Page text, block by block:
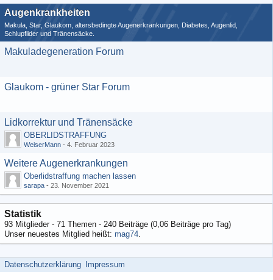
Augenkrankheiten
Makula, Star, Glaukom, altersbedingte Augenerkrankungen, Diabetes, Augenlid,
Schlupflider und Tränensäcke.
Makuladegeneration Forum
Glaukom - grüner Star Forum
Lidkorrektur und Tränensäcke
OBERLIDSTRAFFUNG
WeiserMann - 4. Februar 2023
Weitere Augenerkrankungen
Oberlidstraffung machen lassen
sarapa - 23. November 2021
Statistik
93 Mitglieder - 71 Themen - 240 Beiträge (0,06 Beiträge pro Tag)
Unser neuestes Mitglied heißt: mag74
Datenschutzerklärung Impressum